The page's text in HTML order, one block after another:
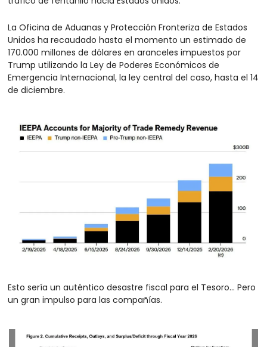
La Oficina de Aduanas y Protección Fronteriza de Estados
Unidos ha recaudado hasta el momento un estimado de
170.000 millones de dólares en aranceles impuestos por
Trump utilizando la Ley de Poderes Económicos de
Emergencia Internacional, la ley central del caso, hasta el 14
de diciembre.
Esto sería un auténtico desastre fiscal para el Tesoro… Pero
un gran impulso para las compañías.